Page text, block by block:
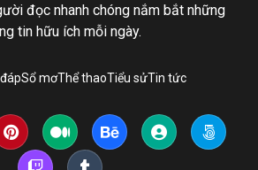
đọc nhanh chóng nắm bắt những
tin hữu ích mỗi ngày.
Sổ mơThể thaoTiểu sửTin tức